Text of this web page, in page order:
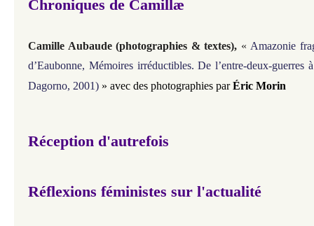
Chroniques de Camillæ
Camille Aubaude (photographies & textes), « Amazonie
d’Eaubonne, Mémoires irréductibles. De l’entre-deux-guerres
Dagorno, 2001) » avec des photographies parÉric Morin
Réception d'autrefois
Réflexions féministes sur l'actualité